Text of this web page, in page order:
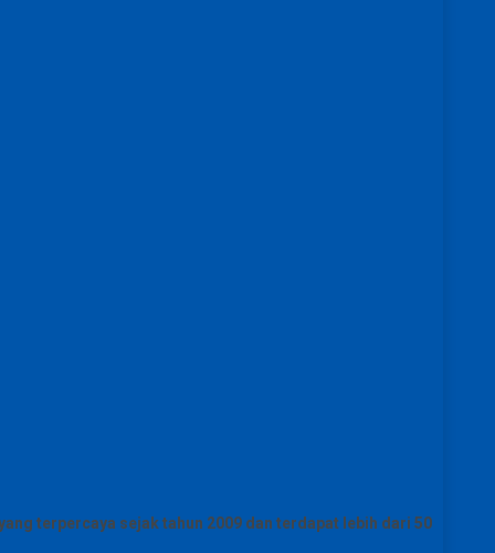
terpercaya sejak tahun 2009 dan terdapat lebih dari 50